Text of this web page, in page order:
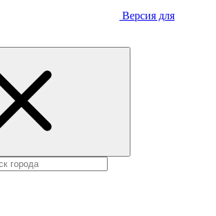
Версия для